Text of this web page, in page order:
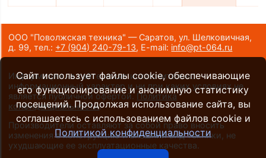
ООО "Поволжская техника" — Саратов, ул. Шелковичная,
д. 99,тел.: +7 (904) 240-79-13, E-mail: info@pt-064.ru
Информация на сайте носит исключительно
информационный характер и ни при каких условиях не
является публичной офертой. Политика
конфиденциальности.
Производители оставляют за собой право вносить
изменения в конструкцию и внешний вид техники, не
ухудшающие ее эксплуатационные качества.
Сайт использует файлы cookie, обеспечивающие
его функционирование и анонимную статистику
посещений. Продолжая использование сайта, вы
соглашаетесь с использованием файлов cookie и
Политикой конфиденциальности